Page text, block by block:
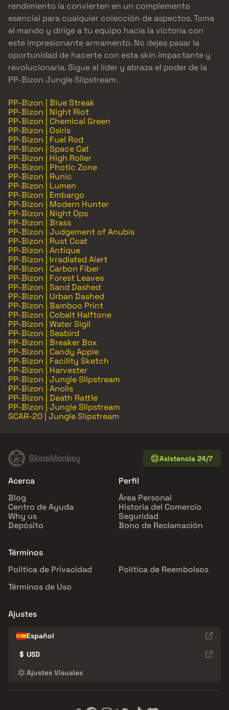
rendimiento la convierten en un complemento
esencial para cualquier colección de aspectos. Toma
el mando y dirige a tu equipo hacia la victoria con
este impresionante armamento. No dejes pasar la
oportunidad de hacerte con esta skin impactante y
revolucionaria. Sigue al líder y abraza el poder de la
PP-Bizon Jungle Slipstream.
PP-Bizon | Blue Streak
PP-Bizon | Night Riot
PP-Bizon | Chemical Green
PP-Bizon | Osiris
PP-Bizon | Fuel Rod
PP-Bizon | Space Cat
PP-Bizon | High Roller
PP-Bizon | Photic Zone
PP-Bizon | Runic
PP-Bizon | Lumen
PP-Bizon | Embargo
PP-Bizon | Modern Hunter
PP-Bizon | Night Ops
PP-Bizon | Brass
PP-Bizon | Judgement of Anubis
PP-Bizon | Rust Coat
PP-Bizon | Antique
PP-Bizon | Irradiated Alert
PP-Bizon | Carbon Fiber
PP-Bizon | Forest Leaves
PP-Bizon | Sand Dashed
PP-Bizon | Urban Dashed
PP-Bizon | Bamboo Print
PP-Bizon | Cobalt Halftone
PP-Bizon | Water Sigil
PP-Bizon | Seabird
PP-Bizon | Breaker Box
PP-Bizon | Candy Apple
PP-Bizon | Facility Sketch
PP-Bizon | Harvester
PP-Bizon | Jungle Slipstream
PP-Bizon | Anolis
PP-Bizon | Death Rattle
PP-Bizon | Jungle Slipstream
SCAR-20 | Jungle Slipstream
Asistencia 24/7
Acerca
Blog
Centro de Ayuda
Why us
Depósito
Perfil
Área Personal
Historia del Comercio
Seguridad
Bono de Reclamación
Términos
Política de Privacidad
Política de Reembolsos
Términos de Uso
Ajustes
Español
$ USD
Ajustes Visuales